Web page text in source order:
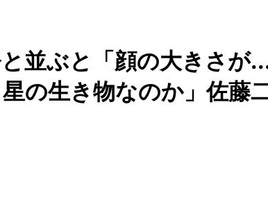
並ぶと「顔の大きさ
の生き物なのか」佐藤